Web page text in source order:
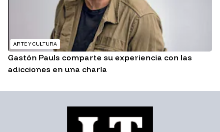
ARTE Y CULTURA
Gastón Pauls comparte su experiencia con las
adicciones en una charla